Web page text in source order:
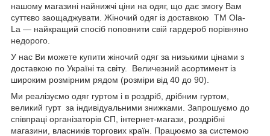
нашому магазині найнижчі ціни на одяг, що дає змогу Вам
суттєво заощаджувати. Жіночий одяг із доставкою TM Ola-
La — найкращий спосіб поповнити свій гардероб порівняно
недорого.
У нас Ви можете купити жіночий одяг за низькими цінами з
доставкою по Україні та світу. Величезний асортимент із
широким розмірним рядом (розміри від 40 до 90).
Ми реалізуємо одяг гуртом і в роздріб, дрібним гуртом,
великий гурт за індивідуальними знижками. Запрошуємо до
співпраці організаторів СП, інтернет-магази, роздрібні
магазини, власників торгових країн. Працюємо за системою